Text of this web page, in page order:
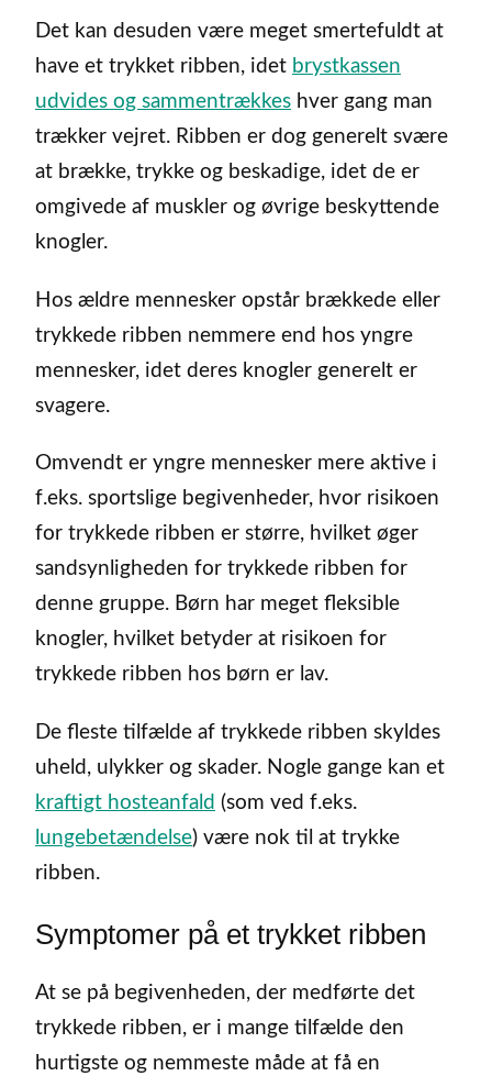
Det kan desuden være meget smertefuldt at
have et trykket ribben, idet brystkassen
udvides og sammentrækkes hver gang man
trækker vejret. Ribben er dog generelt svære
at brække, trykke og beskadige, idet de er
omgivede af muskler og øvrige beskyttende
knogler.
Hos ældre mennesker opstår brækkede eller
trykkede ribben nemmere end hos yngre
mennesker, idet deres knogler generelt er
svagere.
Omvendt er yngre mennesker mere aktive i
f.eks. sportslige begivenheder, hvor risikoen
for trykkede ribben er større, hvilket øger
sandsynligheden for trykkede ribben for
denne gruppe. Børn har meget fleksible
knogler, hvilket betyder at risikoen for
trykkede ribben hos børn er lav.
De fleste tilfælde af trykkede ribben skyldes
uheld, ulykker og skader. Nogle gange kan et
kraftigt hosteanfald (som ved f.eks.
lungebetændelse) være nok til at trykke
ribben.
Symptomer på et trykket ribben
At se på begivenheden, der medførte det
trykkede ribben, er i mange tilfælde den
hurtigste og nemmeste måde at få en